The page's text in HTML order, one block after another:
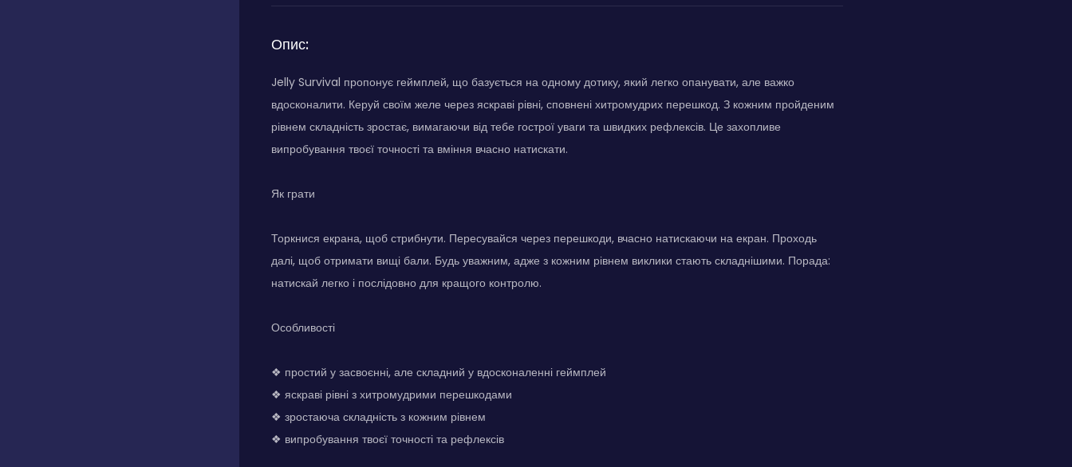
Опис:
Jelly Survival пропонує геймплей, що базується на одному дотику, який легко опанувати, але важко
вдосконалити. Керуй своїм желе через яскраві рівні, сповнені хитромудрих перешкод. З кожним пройденим
рівнем складність зростає, вимагаючи від тебе гострої уваги та швидких рефлексів. Це захопливе
випробування твоєї точності та вміння вчасно натискати.
Як грати
Торкнися екрана, щоб стрибнути. Пересувайся через перешкоди, вчасно натискаючи на екран. Проходь
далі, щоб отримати вищі бали. Будь уважним, адже з кожним рівнем виклики стають складнішими. Порада:
натискай легко і послідовно для кращого контролю.
Особливості
❖ простий у засвоєнні, але складний у вдосконаленні геймплей
❖ яскраві рівні з хитромудрими перешкодами
❖ зростаюча складність з кожним рівнем
❖ випробування твоєї точності та рефлексів